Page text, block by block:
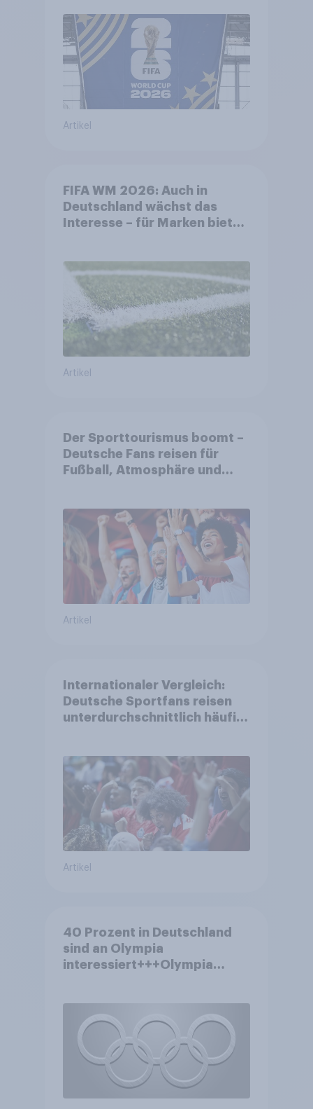
Artikel
FIFA WM 2026: Auch in
Deutschland wächst das
Interesse – für Marken bietet
Artikel
Der Sporttourismus boomt –
Deutsche Fans reisen für
Fußball, Atmosphäre und
Artikel
Internationaler Vergleich:
Deutsche Sportfans reisen
unterdurchschnittlich häufig
Artikel
40 Prozent in Deutschland
sind an Olympia
interessiert+++Olympia
Ausrüstung+++Umsatz
rückläufig